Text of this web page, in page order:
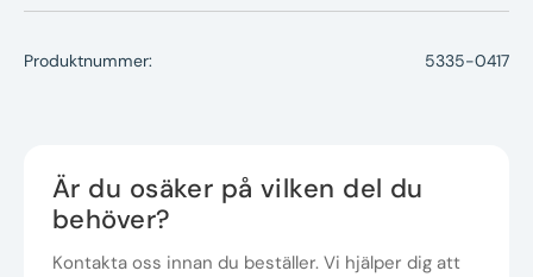
Produktnummer: 5335-0417
Är du osäker på vilken del du
behöver?
Kontakta oss innan du beställer. Vi hjälper dig att